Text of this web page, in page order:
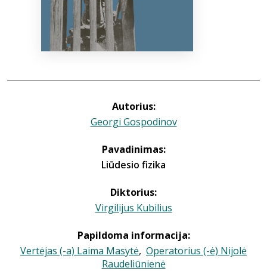
Autorius:
Georgi Gospodinov
Pavadinimas:
Liūdesio fizika
Diktorius:
Virgilijus Kubilius
Papildoma informacija:
Vertėjas (-a) Laima Masytė, Operatorius (-ė) Nijolė
Raudeliūnienė